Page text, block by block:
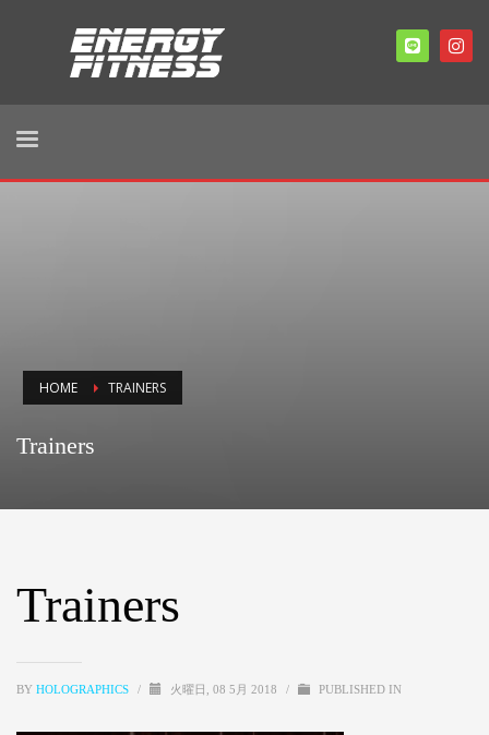
HOME TRAINERS
Trainers
Trainers
BY HOLOGRAPHICS / 火曜日, 08 5月 2018 / PUBLISHED IN